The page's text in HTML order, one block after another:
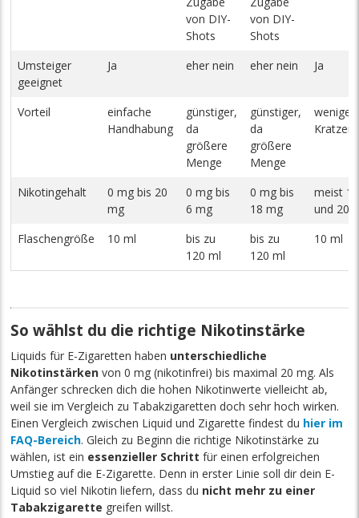
von DIY-
Shots
von DIY-
Shots
Umsteiger
geeignet
Ja eher nein eher nein Ja
Vorteil
einfache
Handhabung
günstiger,
da
größere
Menge
günstiger,
da
größere
Menge
weniger
Kratzen
Nikotingehalt
0 mg bis 20
mg
0 mg bis
6 mg
0 mg bis
18 mg
meist
und 20
Flaschengröße
10 ml
bis zu
120 ml
bis zu
120 ml
10 ml
So wählst du die richtige Nikotinstärke
Liquids für E-Zigaretten haben unterschiedliche
Nikotinstärken von 0 mg (nikotinfrei) bis maximal 20 mg. Als
Anfänger schrecken dich die hohen Nikotinwerte vielleicht ab,
weil sie im Vergleich zu Tabakzigaretten doch sehr hoch wirken.
Einen Vergleich zwischen Liquid und Zigarette findest du hier im
FAQ-Bereich. Gleich zu Beginn die richtige Nikotinstärke zu
wählen, ist ein essenzieller Schritt für einen erfolgreichen
Umstieg auf die E-Zigarette. Denn in erster Linie soll dir dein E-
Liquid so viel Nikotin liefern, dass du nicht mehr zu einer
Tabakzigarette greifen willst.